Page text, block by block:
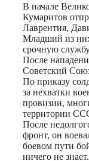
В начале
Кумаритов
Лаврентия,
Младший из
срочную
После
Советский
По приказу
за нехватки
провизии,
территории
После
фронт, он
боевом пути
ничего не знает.